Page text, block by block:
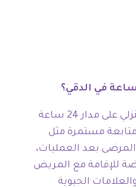
نعم، تتوفر خدمات تمريض منزلي على مدار 24 ساعة
متابعة مستمرة مثل
بعد العمليات،
للإقامة مع المريض
الحيوية